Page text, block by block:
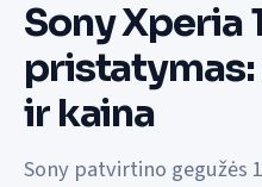
Sony Xperia
pristatymas:
ir kaina
Sony patvirtino gegužės